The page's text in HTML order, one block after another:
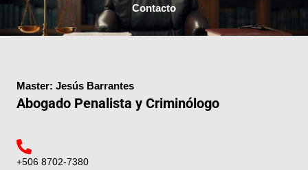
Contacto
Master: Jesús Barrantes
Abogado Penalista y Criminólogo
+506 8702-7380